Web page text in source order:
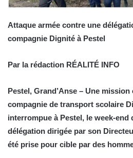
Attaque armée contre une
compagnie Dignité à Pestel
Par la rédaction RÉALITÉ INFO
Pestel, Grand’Anse – Une
compagnie de transport scolaire
interrompue à Pestel, le week-end
délégation dirigée par son
été prise pour cible par des